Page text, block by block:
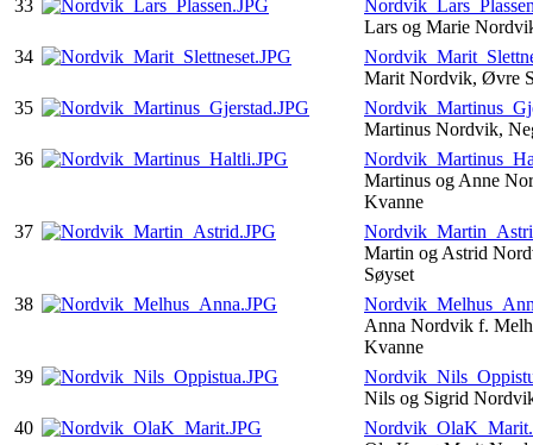
33
Lars og Marie
34
Marit Nordvik, Øvre
35
Martinus Nordvik,
36
Martinus og Anne
Kvanne
37
Martin og Astrid
Søyset
38
Anna Nordvik f.
Kvanne
39
Nils og Sigrid
40